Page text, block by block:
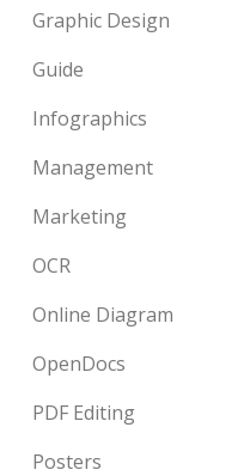
Graphic Design
Guide
Infographics
Management
Marketing
OCR
Online Diagram
OpenDocs
PDF Editing
Posters